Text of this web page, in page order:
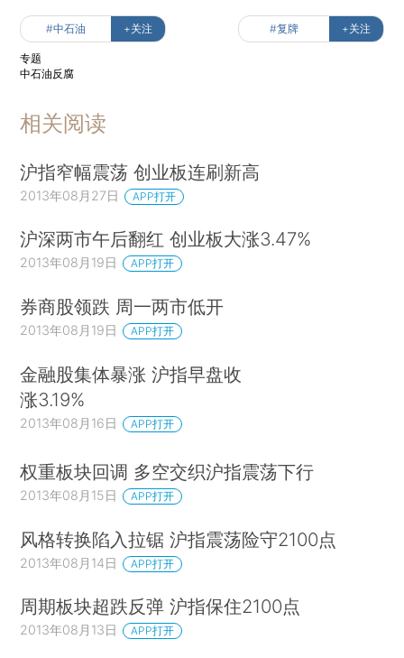
#中石油 +关注 #复牌 +关注
专题
中石油反腐
相关阅读
沪指窄幅震荡 创业板连刷新高
2013年08月27日 APP打开
沪深两市午后翻红 创业板大涨3.47%
2013年08月19日 APP打开
券商股领跌 周一两市低开
2013年08月19日 APP打开
金融股集体暴涨 沪指早盘收
涨3.19%
2013年08月16日 APP打开
权重板块回调 多空交织沪指震荡下行
2013年08月15日 APP打开
风格转换陷入拉锯 沪指震荡险守2100点
2013年08月14日 APP打开
周期板块超跌反弹 沪指保住2100点
2013年08月13日 APP打开